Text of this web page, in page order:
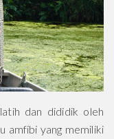
dan dididik oleh
amfibi yang memiliki